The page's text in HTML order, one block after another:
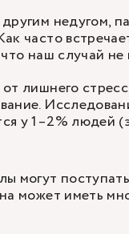
недугом,
часто
что наш случай
лишнего
у 1–2% людей
могут
может иметь